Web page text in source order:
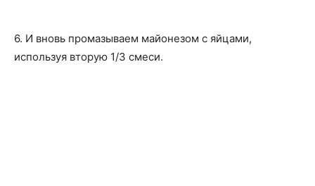
6. И вновь промазываем майонезом с яйцами,
используя вторую 1/3 смеси.